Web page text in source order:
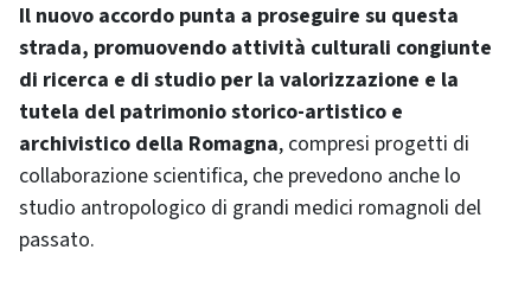
Il nuovo accordo punta a proseguire su questa
strada, promuovendo attività culturali congiunte
di ricerca e di studio per la valorizzazione e la
tutela del patrimonio storico-artistico e
archivistico della Romagna, compresi progetti di
collaborazione scientifica, che prevedono anche lo
studio antropologico di grandi medici romagnoli del
passato.